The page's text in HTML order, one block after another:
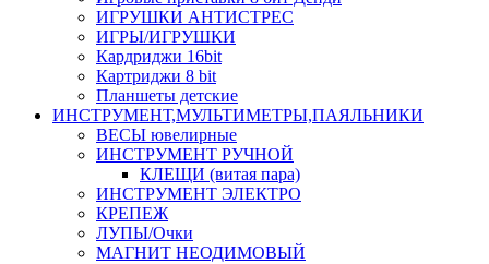
ИГРУШКИ АНТИСТРЕС
ИГРЫ/ИГРУШКИ
Кардриджи 16bit
Картриджи 8 bit
Планшеты детские
ИНСТРУМЕНТ,МУЛЬТИМЕТРЫ,ПАЯЛЬНИКИ
ВЕСЫ ювелирные
ИНСТРУМЕНТ РУЧНОЙ
КЛЕЩИ (витая пара)
ИНСТРУМЕНТ ЭЛЕКТРО
КРЕПЕЖ
ЛУПЫ/Очки
МАГНИТ НЕОДИМОВЫЙ